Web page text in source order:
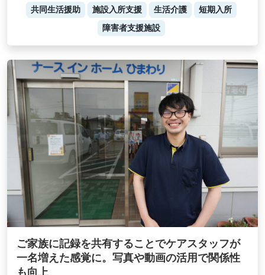
共同生活援助 施設入所支援 生活介護
短期入所
障害者支援施設
ご家族に記録を共有することでケアスタッフが
一名増えた感覚に。写真や動画の活用で関係性
も向上